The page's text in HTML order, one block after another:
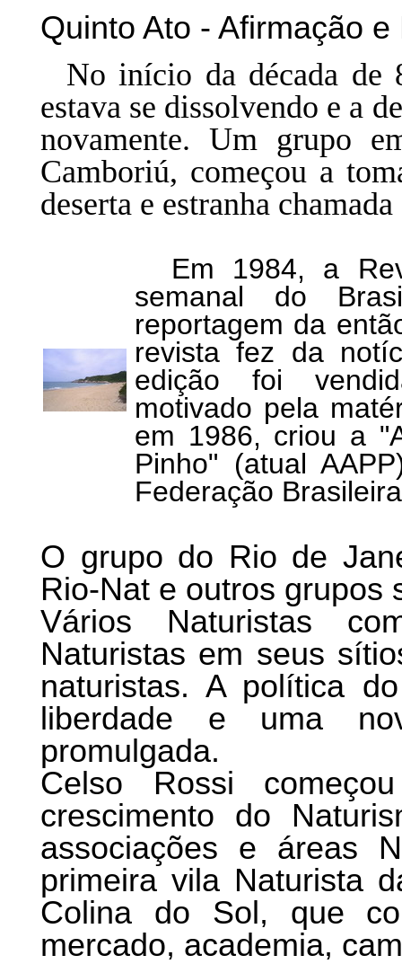
Quinto Ato - Afirmação
No início da década de
estava se dissolvendo e a
novamente. Um grupo
Camboriú, começou a
deserta e estranha
Em 1984, a
semanal do
reportagem da
revista fez da
edição foi
motivado pela
em 1986, criou a
Pinho" (atual
Federação
O grupo do Rio de
Rio-Nat e outros grupos
Vários Naturistas
Naturistas em seus
naturistas. A política
liberdade e uma
promulgada.
Celso Rossi
crescimento do
associações e áreas
primeira vila Naturista
Colina do Sol, que
mercado, academia,